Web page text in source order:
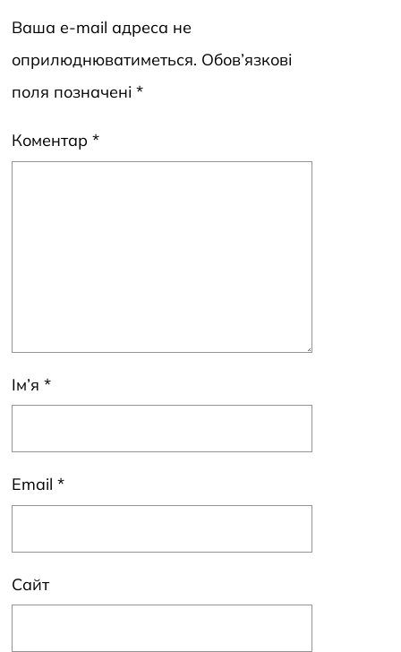
Ваша e-mail адреса не
оприлюднюватиметься. Обов’язкові
поля позначені *
Коментар *
Ім’я *
Email *
Сайт